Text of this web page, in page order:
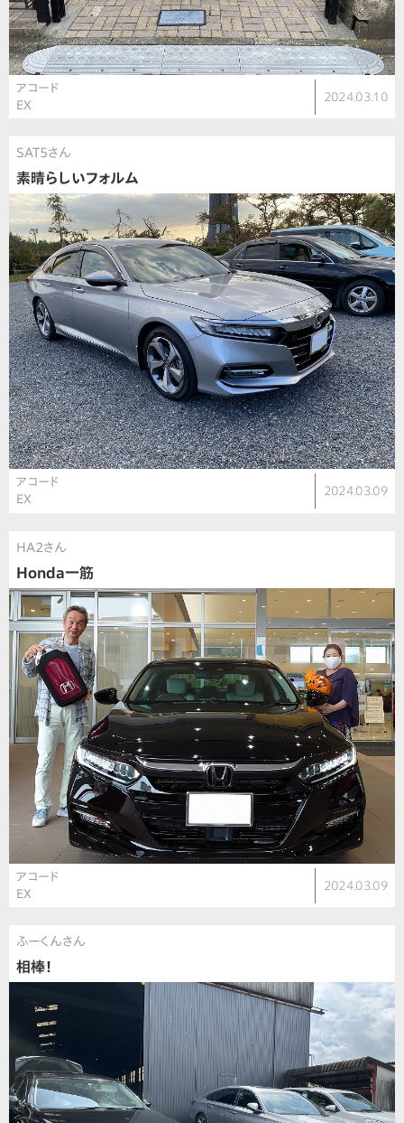
アコード
EX
2024.03.10
SAT5さん
素晴らしいフォルム
アコード
EX
2024.03.09
HA2さん
Honda一筋
アコード
EX
2024.03.09
ふーくんさん
相棒！